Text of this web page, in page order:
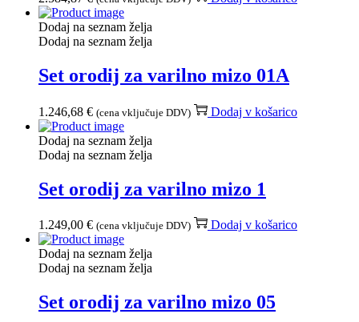
Dodaj na seznam želja
Dodaj na seznam želja
Set orodij za varilno mizo 01A
1.246,68 € (cena vključuje DDV) Dodaj v košarico
Dodaj na seznam želja
Dodaj na seznam želja
Set orodij za varilno mizo 1
1.249,00 € (cena vključuje DDV) Dodaj v košarico
Dodaj na seznam želja
Dodaj na seznam želja
Set orodij za varilno mizo 05